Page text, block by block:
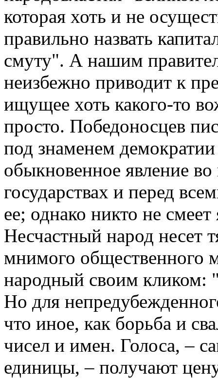
которая хоть и не
правильно назвать
смуту". А нашим
неизбежно приводит к
ищущее хоть какого-то
просто. Победоносцев
под знаменем
обыкновенное явление
государствах и перед
ее; однако никто не
Несчастный народ несет
мнимого общественного
народный своим кликом:
Но для
что иное, как борьба и
чисел и имен. Голоса, –
единицы, – получают